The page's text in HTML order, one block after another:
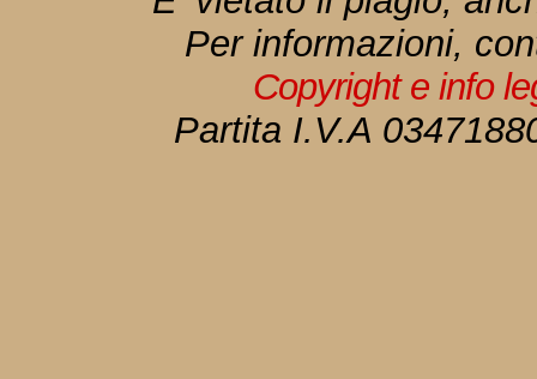
Per informazioni,
Copyright e info
Partita I.V.A